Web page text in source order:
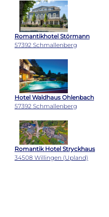
Romantikhotel Störmann
57392 Schmallenberg
Hotel Waldhaus Ohlenbach
57392 Schmallenberg
Romantik Hotel Stryckhaus
34508 Willingen (Upland)